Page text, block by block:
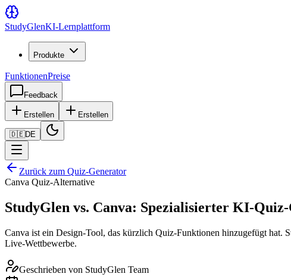
StudyGlenKI-Lernplattform
Produkte
FunktionenPreise
Feedback
Erstellen Erstellen
🇩🇪DE
Zurück zum Quiz-Generator
Canva Quiz-Alternative
StudyGlen vs. Canva: Spezialisierter KI-
Canva ist ein Design-Tool, das kürzlich Quiz-Funktionen hinzugefügt
Live-Wettbewerbe.
Geschrieben von StudyGlen Team